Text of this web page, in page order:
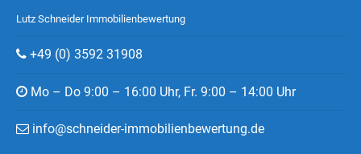
Lutz Schneider Immobilienbewertung
+49 (0) 3592 31908
Mo – Do 9:00 – 16:00 Uhr, Fr. 9:00 – 14:00 Uhr
info@schneider-immobilienbewertung.de